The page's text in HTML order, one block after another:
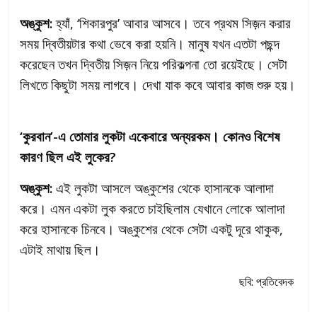
অঙ্কুশ:হ্যাঁ, ‘শিকারপুর’ আবার আসবে। তবে প্রথম সিজ়ন করার
সময় দ্বিতীয়টার কথা ভেবে করা হয়নি। মানুষ যখন এতটা পছন্দ
করেছেন তখন দ্বিতীয় সিজ়ন নিয়ে পরিকল্পনা তো রয়েইছে। সেটা
লিখতে কিছুটা সময় লাগবে। দেখা যাক কবে আবার কাজ শুরু হয়।
‘কুরবান’-এ তোমার লুকটা একেবারে অন্যরকম। কোনও বিশেষ
কারণ ছিল এই লুকের?
অঙ্কুশ: এই লুকটা আসলে অঙ্কুশের থেকে হাসানকে আলাদা
করে। এমন একটা লুক করতে চাইছিলাম যেখানে লোকে আলাদা
করে হাসানকে চিনবে। অঙ্কুশের থেকে সেটা একটু দূরে থাকুক,
এটাই মাথায় ছিল।
ছবি: প্রতিবেদক